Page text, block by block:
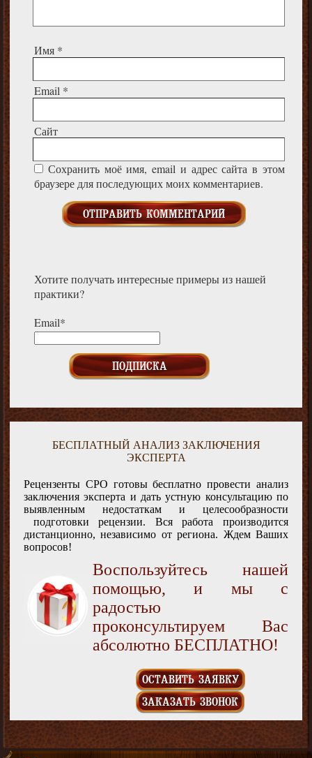
Имя *
Email *
Сайт
Сохранить моё имя, email и адрес сайта в этом
браузере для последующих моих комментариев.
Хотите получать интересные примеры из нашей
практики?
Email*
БЕСПЛАТНЫЙ АНАЛИЗ ЗАКЛЮЧЕНИЯ
ЭКСПЕРТА
Рецензенты СРО готовы бесплатно провести анализ
заключения эксперта и дать устную консультацию по
выявленным недостаткам и целесообразности
подготовки рецензии. Вся работа производится
дистанционно, независимо от региона. Ждем Ваших
вопросов!
Воспользуйтесь нашей
помощью, и мы с
радостью
проконсультируем Вас
абсолютно БЕСПЛАТНО!
ОСТАВИТЬ ЗАЯВКУ
ЗАКАЗАТЬ ЗВОНОК